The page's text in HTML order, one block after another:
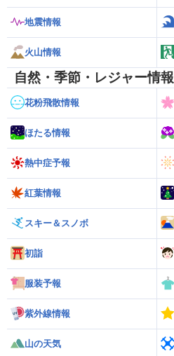
地震情報
火山情報
自然・季節・レジャー情報
花粉飛散情報
ほたる情報
熱中症予報
紅葉情報
スキー＆スノボ
初詣
服装予報
紫外線情報
山の天気